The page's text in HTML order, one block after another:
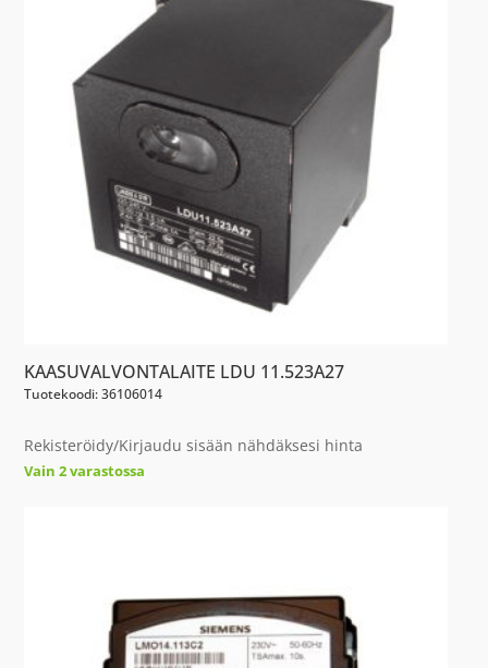
KAASUVALVONTALAITE LDU 11.523A27
Tuotekoodi: 36106014
Rekisteröidy/Kirjaudu sisään nähdäksesi hinta
Vain 2 varastossa